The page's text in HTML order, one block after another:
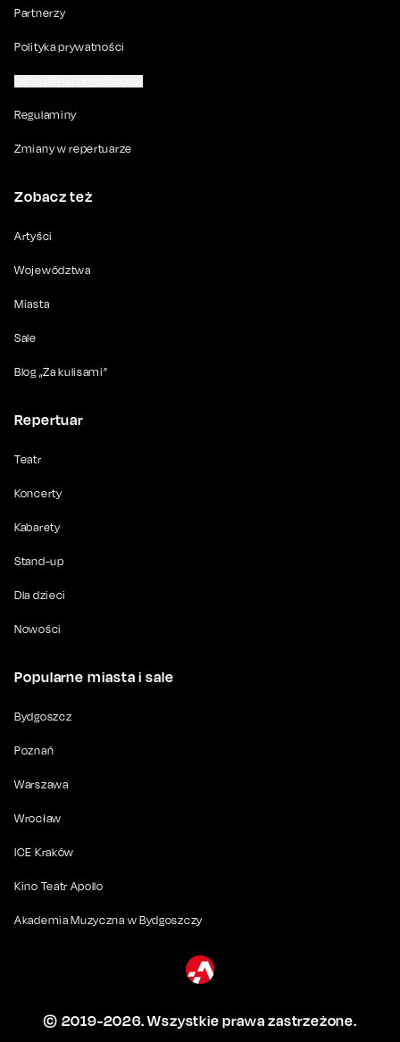
Partnerzy
Polityka prywatności
Regulaminy
Zmiany w repertuarze
Zobacz też
Artyści
Województwa
Miasta
Sale
Blog „Za kulisami”
Repertuar
Teatr
Koncerty
Kabarety
Stand-up
Dla dzieci
Nowości
Popularne miasta i sale
Bydgoszcz
Poznań
Warszawa
Wrocław
ICE Kraków
Kino Teatr Apollo
Akademia Muzyczna w Bydgoszczy
© 2019-2026. Wszystkie prawa zastrzeżone.